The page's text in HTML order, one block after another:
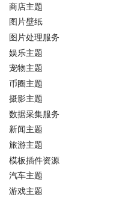
商店主题
图片壁纸
图片处理服务
娱乐主题
宠物主题
币圈主题
摄影主题
数据采集服务
新闻主题
旅游主题
模板插件资源
汽车主题
游戏主题